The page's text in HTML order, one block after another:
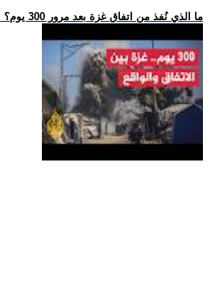
.. ما الذي نُفذ من اتفاق غزة بعد مرور 300 يوم؟